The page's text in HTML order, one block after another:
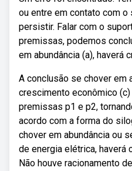
ou entre em contato com
persistir. Falar com o
premissas, podemos
em abundância (a), haverá
A conclusão se chover em
crescimento econômico
premissas p1 e p2,
acordo com a forma do
chover em abundância ou
de energia elétrica, haverá
Não houve racionamento